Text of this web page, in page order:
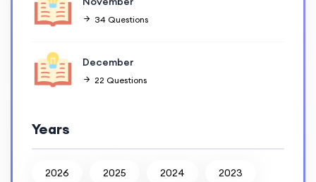
34 Questions
December
22 Questions
Years
2026 2025 2024 2023